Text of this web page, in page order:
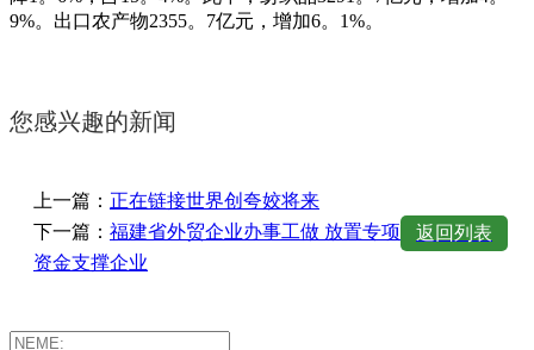
9%。出口农产物2355。7亿元，增加6。1%。
您感兴趣的新闻
上一篇： 正在链接世界创夸姣将来
下一篇： 福建省外贸企业办事工做 放置专项
资金支撑企业
返回列表